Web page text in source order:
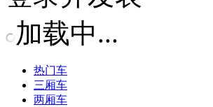
加载中...
热门车
三厢车
两厢车